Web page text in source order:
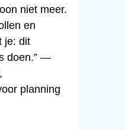
niet meer.
en
je: dit
doen.” —
planning